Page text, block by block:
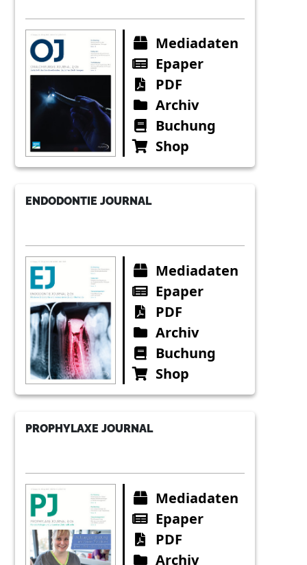
Mediadaten
Epaper
PDF
Archiv
Buchung
Shop
ENDODONTIE JOURNAL
Mediadaten
Epaper
PDF
Archiv
Buchung
Shop
PROPHYLAXE JOURNAL
Mediadaten
Epaper
PDF
Archiv